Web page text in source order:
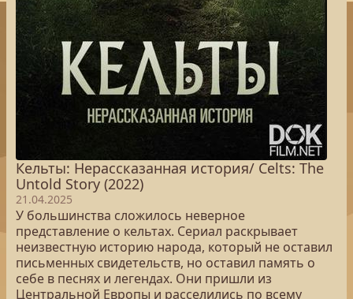
Кельты: Нерассказанная история/ Celts: The
Untold Story (2022)
21.04.2025
У большинства сложилось неверное
представление о кельтах. Сериал раскрывает
неизвестную историю народа, который не оставил
письменных свидетельств, но оставил память о
себе в песнях и легендах. Они пришли из
Центральной Европы и расселились по всему